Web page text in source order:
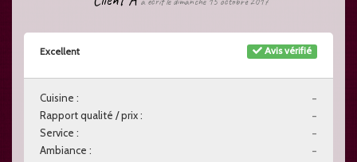
Avis vérifié
Excellent
-
Cuisine :
-
Rapport qualité / prix :
-
Service :
-
Ambiance :